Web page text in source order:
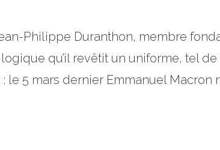
Philippe Duranthon, membre
qu’il revêtit un uniforme, tel
le 5 mars dernier Emmanuel Macron